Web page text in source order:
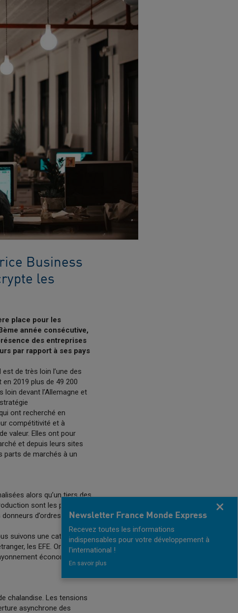
Business
les
place pour les
année consécutive,
des entreprises
par rapport à ses pays
de très loin l’une des
2019 plus de 49 200
devant l’Allemagne et
ont recherché en
compétitivité et à
valeur. Elles ont pour
et depuis leurs sites
parts de marchés à un
alors qu’un tiers des
sont les plus
d’ordres comme
suivons une catégorie
les EFE. On en
économique et
chalandise. Les tensions
asynchrone des
Newsletter France Monde Express
Recevez toutes les informations
indispensables pour votre développement à
l'international !
En savoir plus